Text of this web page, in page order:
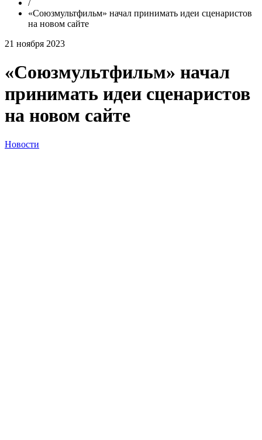
/
«Союзмультфильм» начал принимать идеи сценаристов
на новом сайте
21 ноября 2023
«Союзмультфильм» начал
принимать идеи сценаристов
на новом сайте
Новости